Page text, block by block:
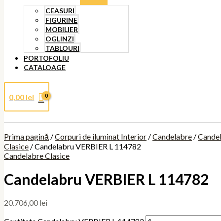
CEASURI
FIGURINE
MOBILIER
OGLINZI
TABLOURI
PORTOFOLIU
CATALOAGE
0,00 lei
Prima pagină /Corpuri de iluminat Interior /Candelabre /
Clasice / Candelabru VERBIER L 114782
Candelabre Clasice
Candelabru VERBIER L 114782
20.706,00 lei